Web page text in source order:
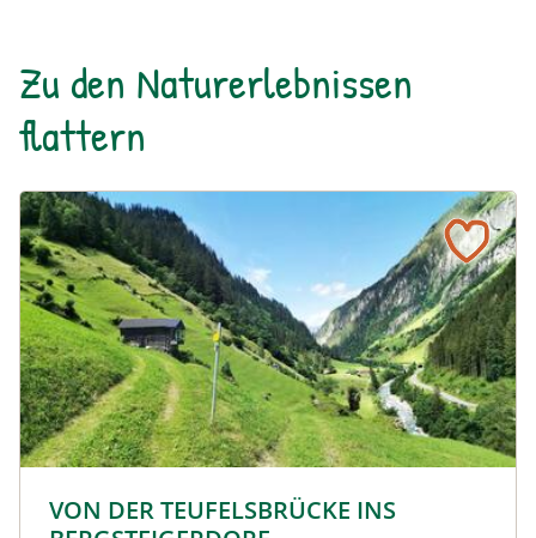
Zu den Naturerlebnissen
flattern
© © Hochgebirgs-Naturpark Zillertaler Alpen
VON DER TEUFELSBRÜCKE INS